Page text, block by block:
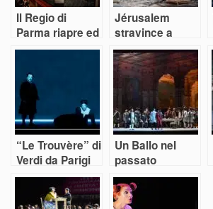
Il Regio di
Parma riapre ed
è subito Verdi
Jérusalem
stravince a
Parma e non
solo grazie a
Verdi
“Le Trouvère” di
Verdi da Parigi
fa ritorno a
Parma
Un Ballo nel
passato
inaugura il
Regio di Parma